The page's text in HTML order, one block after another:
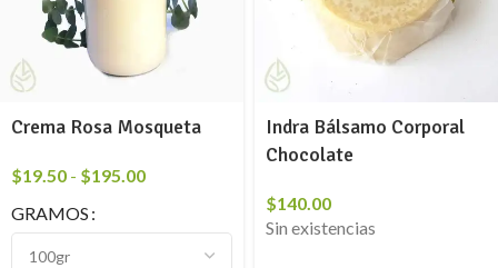
Crema Rosa Mosqueta
$19.50 - $195.00
GRAMOS
Indra Bálsamo Corporal
Chocolate
$140.00
Sin existencias